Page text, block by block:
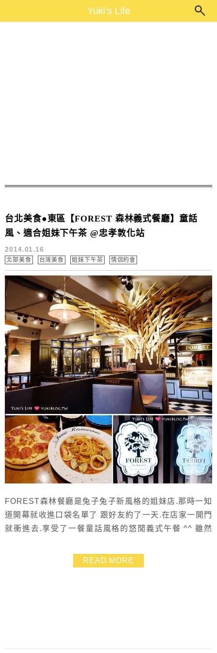
Yuki's LifeYuki's Life
台北美食●東區【FOREST 森林義式餐廳】童話
風、適合姐妹下午茶 @忠孝敦化站
2014.01.16
北部美食 台灣美食 姐妹下午茶 情侶約會
FOREST森林餐廳是兔子兔子新風格的姐妹店.那時一知
道開幕就收進口袋名單了 跟好友約了一天.在店家一開門
就衝進去.享受了一餐童話風格的悠閒義式午餐 ^^ 雖然
可以有很優質的用餐環境 我與好友都很喜歡這風格.座位
也很舒適.那天好多客人是帶著小孩來聚餐的呢!
READ MORE